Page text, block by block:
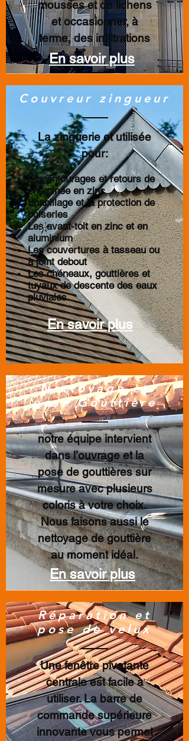
mousses et de lichens
et occasionner, à
terme, des infiltrations
En savoir plus
Couvreur zingueur
La zinguerie et utilisée
pour:
Les entourages et retours de
cheminée en zinc
L’habillage et la protection de
boiseries
Les avant-toit en zinc et en
aluminium
Les couvertures à tasseau ou
à joint debout
Les chéneaux, gouttières et
tuyaux de descente des eaux
pluviales
En savoir plus
Nettoyage et
pose Gouttière
notre équipe intervient
dans l’ouvrage et la
pose de gouttières sur
mesure avec plusieurs
coloris à votre choix.
Nous faisons aussi le
nettoyage de gouttière
au moment idéal.
En savoir plus
Réparation et
pose de velux
Une fenêtre pivotante
centrale est facile à
utiliser. La barre de
commande supérieure
innovante vous permet